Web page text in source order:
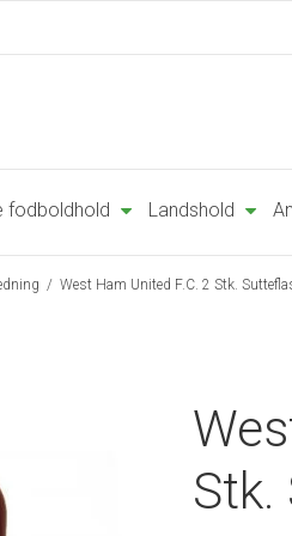
fodboldhold Landshold
/ West Ham United F.C. 2 Stk.
Stk.